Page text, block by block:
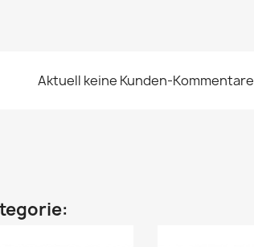
Aktuell keine Kunden-Kommentare